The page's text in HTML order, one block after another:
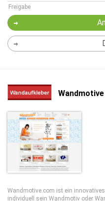
Freigabe
Wandmotive
Wandmotive.com ist ein
individuell sein Wandmotiv oder